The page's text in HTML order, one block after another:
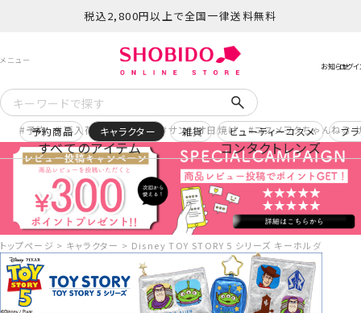
税込2,800円以上で全国一律送料無料
予約 再入荷 ヒロアカ サンリオ日焼け コスメヲタちゃんねる
すべてのアイテム コンタクトレンズ
予約商品 キャラクター 雑貨 ビューティーコスメ ブ
トップページ キャラクター Disney TOY STORY 5 シリーズ キーホルダー ＜